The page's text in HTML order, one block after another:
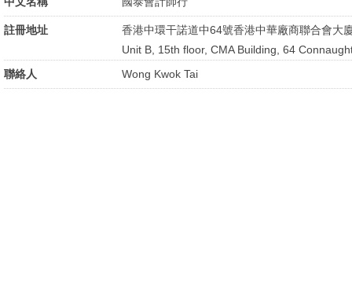
註冊地址
香港中環干諾道中64號香港中華廠商聯合會大
Unit B, 15th floor, CMA Building, 64
聯絡人
Wong Kwok Tai